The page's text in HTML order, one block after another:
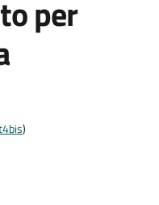
per
)